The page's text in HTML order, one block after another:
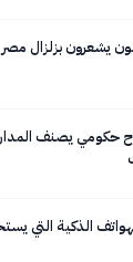
يشعرون بزلزال مصر
الذكية التي يستخدمها